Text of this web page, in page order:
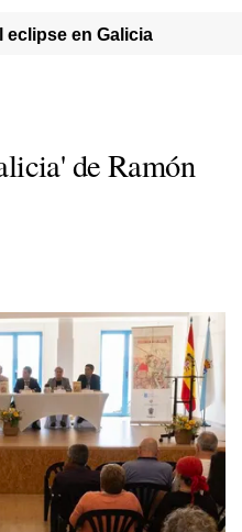
eclipse en Galicia
de Ramón